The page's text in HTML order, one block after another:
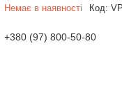
Немає в наявності Код:
+380 (97) 800-50-80